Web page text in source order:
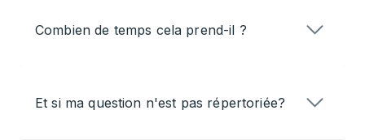
Combien de temps cela prend-il ?
Et si ma question n'est pas répertoriée?